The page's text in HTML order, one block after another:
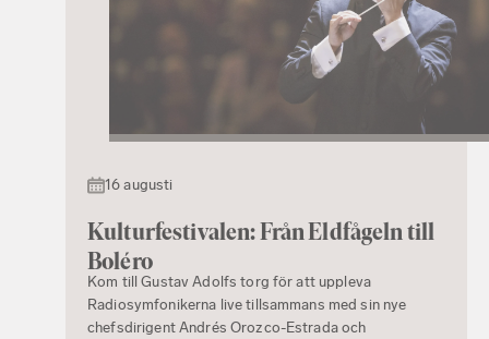
16 augusti
Kulturfestivalen: Från Eldfågeln till
Boléro
Kom till Gustav Adolfs torg för att uppleva
Radiosymfonikerna live tillsammans med sin nye
chefsdirigent Andrés Orozco-Estrada och